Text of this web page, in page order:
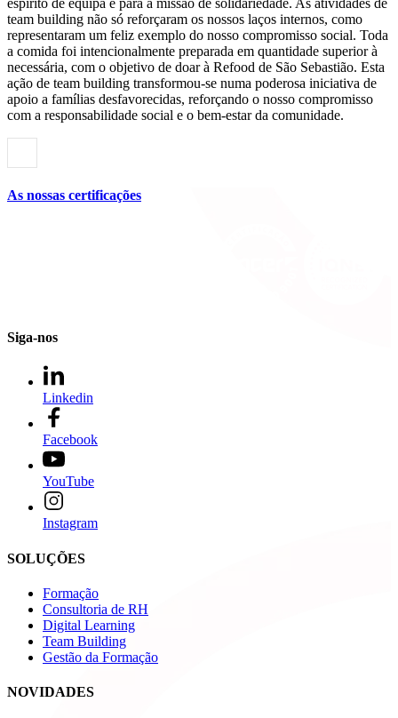
espírito de equipa e para a missão de solidariedade. As atividades de
team building não só reforçaram os nossos laços internos, como
representaram um feliz exemplo do nosso compromisso social. Toda
a comida foi intencionalmente preparada em quantidade superior à
necessária, com o objetivo de doar à Refood de São Sebastião. Esta
ação de team building transformou-se numa poderosa iniciativa de
apoio a famílias desfavorecidas, reforçando o nosso compromisso
com a responsabilidade social e o bem-estar da comunidade.
As nossas certificações
Siga-nos
Linkedin
Facebook
YouTube
Instagram
SOLUÇÕES
Formação
Consultoria de RH
Digital Learning
Team Building
Gestão da Formação
NOVIDADES